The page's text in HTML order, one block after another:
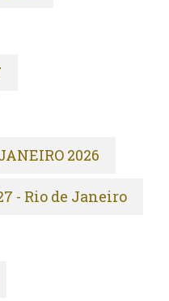
2026
- Rio de Janeiro